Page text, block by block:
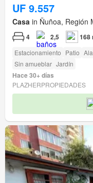
UF 9.557
Casa in Ñuñoa, Región
4 2,5 168
Estacionamiento Patio
Sin amueblar Jardín
Hace 30+ días
PLAZHERPROPIEDADES